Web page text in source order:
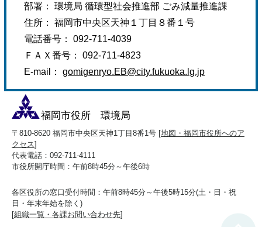
部署： 環境局 循環型社会推進部 ごみ減量推進課
住所： 福岡市中央区天神１丁目８番１号
電話番号： 092-711-4039
ＦＡＸ番号： 092-711-4823
E-mail：gomigenryo.EB@city.fukuoka.lg.jp
福岡市役所 環境局
〒810-8620 福岡市中央区天神1丁目8番1号 [地図・福岡市役所へのア
クセス]
代表電話：092-711-4111
市役所開庁時間：午前8時45分～午後6時
各区役所の窓口受付時間：午前8時45分～午後5時15分(土・日・祝
日・年末年始を除く)
[組織一覧・各課お問い合わせ先]